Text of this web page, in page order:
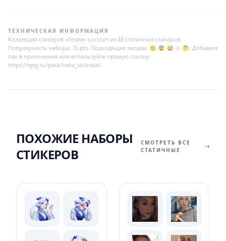
ТЕХНИЧЕСКАЯ ИНФОРМАЦИЯ
Коллекция стикеров «Гелия» состоит из 48 статичных стикеров.
Популярность набора: 75 pts. Подходящие эмодзи: 🫤 😨 😅 ☺️ 🤔. Добавьте
пак в приложение или используйте прямую ссылку:
https://tgtg.su/pack/helia_vk/install
ПОХОЖИЕ НАБОРЫ
СТИКЕРОВ
СМОТРЕТЬ ВСЕ
СТАТИЧНЫЕ